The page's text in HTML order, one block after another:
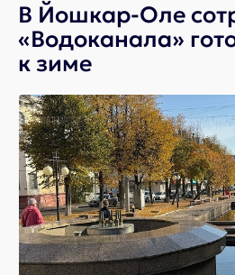
В Йошкар-Оле
«Водоканала»
к зиме